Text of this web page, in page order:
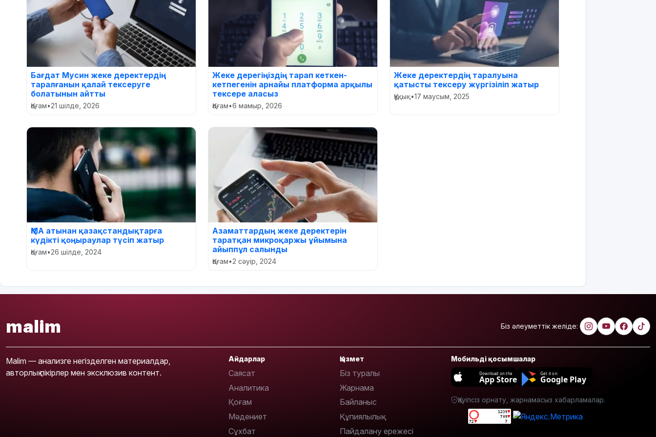
Бағдат Мусин жеке деректердің
таралғанын қалай тексеруге
болатынын айтты
Қоғам•21 шілде, 2026
Жеке дерегіңіздің тарап кеткен-
кетпегенін арнайы платформа арқылы
тексере аласыз
Қоғам•6 мамыр, 2026
Жеке деректердің таралуына
қатысты тексеру жүргізіліп жатыр
Құқық•17 маусым, 2025
ҚМА атынан қазақстандықтарға
күдікті қоңыраулар түсіп жатыр
Қоғам•26 шілде, 2024
Азаматтардың жеке деректерін
таратқан микроқаржы ұйымына
айыппұл салынды
Қоғам•2 сәуір, 2024
malim Біз әлеуметтік желіде:
Malim — анализге негізделген материалдар,
авторлық пікірлер мен эксклюзив контент.
Айдарлар
Саясат
Аналитика
Қоғам
Мәдениет
Сұхбат
Қызмет
Біз туралы
Жарнама
Байланыс
Құпиялылық
Пайдалану ережесі
Мобильді қосымшалар
Download on the
App Store
Get it on
Google Play
Қауіпсіз орнату, жарнамасыз хабарламалар.